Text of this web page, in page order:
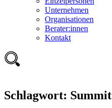
Unternehmen
Organisationen
Berater:innen
Kontakt
Schlagwort: Summit